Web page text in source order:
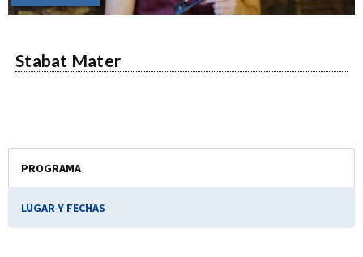
Stabat Mater
PROGRAMA
LUGAR Y FECHAS